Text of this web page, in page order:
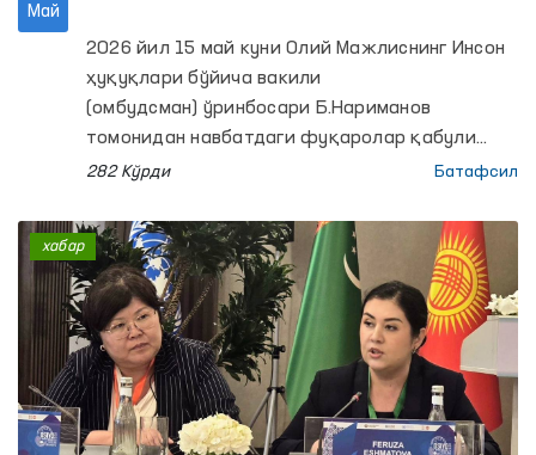
Май
2026 йил 15 май куни Олий Мажлиснинг Инсон
ҳуқуқлари бўйича вакили
(омбудсман) ўринбосари Б.Нариманов
томонидан навбатдаги фуқаролар қабули
ўтказилди.
282 Кўрди Батафсил
хабар